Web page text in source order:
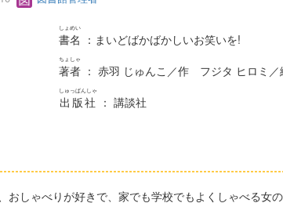
書名
しょめい
：まいどばかばかしいお笑いを!
著者
ちょしゃ
： 赤羽 じゅんこ／作 フジタ ヒロミ／
出版社
しゅっぱんしゃ
： 講談社
しゃべりが好きで、家でも学校でもよくしゃべる女の